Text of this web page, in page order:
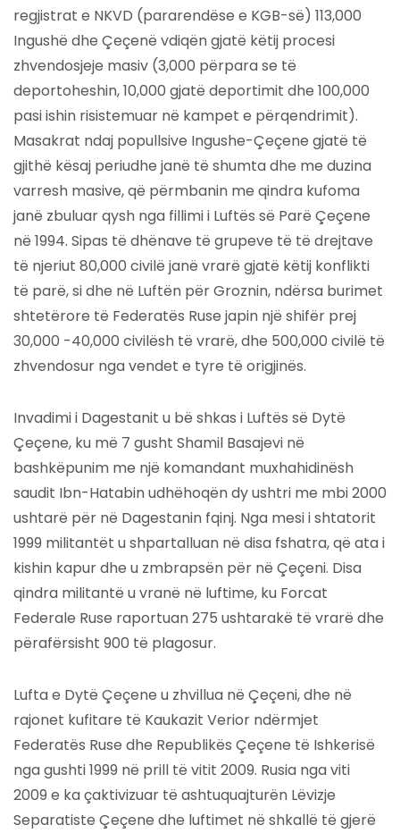
regjistrat e NKVD (pararendëse e KGB-së) 113,000
Ingushë dhe Çeçenë vdiqën gjatë këtij procesi
zhvendosjeje masiv (3,000 përpara se të
deportoheshin, 10,000 gjatë deportimit dhe 100,000
pasi ishin risistemuar në kampet e përqendrimit).
Masakrat ndaj popullsive Ingushe-Çeçene gjatë të
gjithë kësaj periudhe janë të shumta dhe me duzina
varresh masive, që përmbanin me qindra kufoma
janë zbuluar qysh nga fillimi i Luftës së Parë Çeçene
në 1994. Sipas të dhënave të grupeve të të drejtave
të njeriut 80,000 civilë janë vrarë gjatë këtij konflikti
të parë, si dhe në Luftën për Groznin, ndërsa burimet
shtetërore të Federatës Ruse japin një shifër prej
30,000 -40,000 civilësh të vrarë, dhe 500,000 civilë të
zhvendosur nga vendet e tyre të origjinës.
Invadimi i Dagestanit u bë shkas i Luftës së Dytë
Çeçene, ku më 7 gusht Shamil Basajevi në
bashkëpunim me një komandant muxhahidinësh
saudit Ibn-Hatabin udhëhoqën dy ushtri me mbi 2000
ushtarë për në Dagestanin fqinj. Nga mesi i shtatorit
1999 militantët u shpartalluan në disa fshatra, që ata i
kishin kapur dhe u zmbrapsën për në Çeçeni. Disa
qindra militantë u vranë në luftime, ku Forcat
Federale Ruse raportuan 275 ushtarakë të vrarë dhe
përafërsisht 900 të plagosur.
Lufta e Dytë Çeçene u zhvillua në Çeçeni, dhe në
rajonet kufitare të Kaukazit Verior ndërmjet
Federatës Ruse dhe Republikës Çeçene të Ishkerisë
nga gushti 1999 në prill të vitit 2009. Rusia nga viti
2009 e ka çaktivizuar të ashtuquajturën Lëvizje
Separatiste Çeçene dhe luftimet në shkallë të gjerë